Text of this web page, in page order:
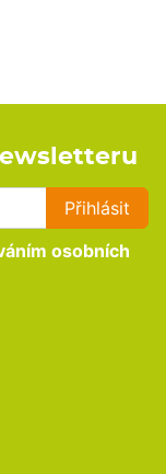
Přihlásit
osobních